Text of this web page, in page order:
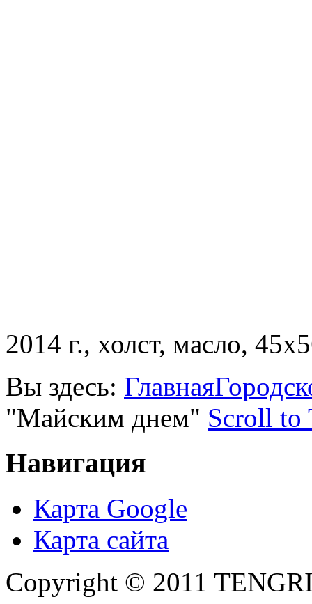
2014 г., холст, масло,
Вы здесь: Главная
"Майским днем" Scroll to
Навигация
Карта Google
Карта сайта
Copyright © 2011